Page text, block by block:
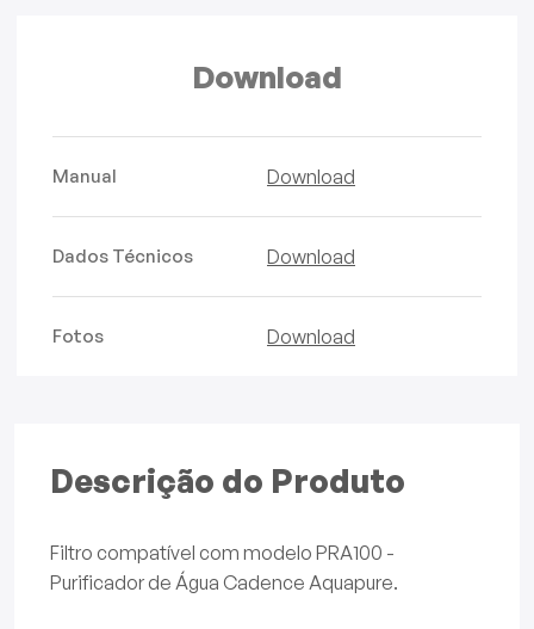
Download
Manual Download
Dados Técnicos Download
Fotos Download
Descrição do Produto
Filtro compatível com modelo PRA100 -
Purificador de Água Cadence Aquapure.